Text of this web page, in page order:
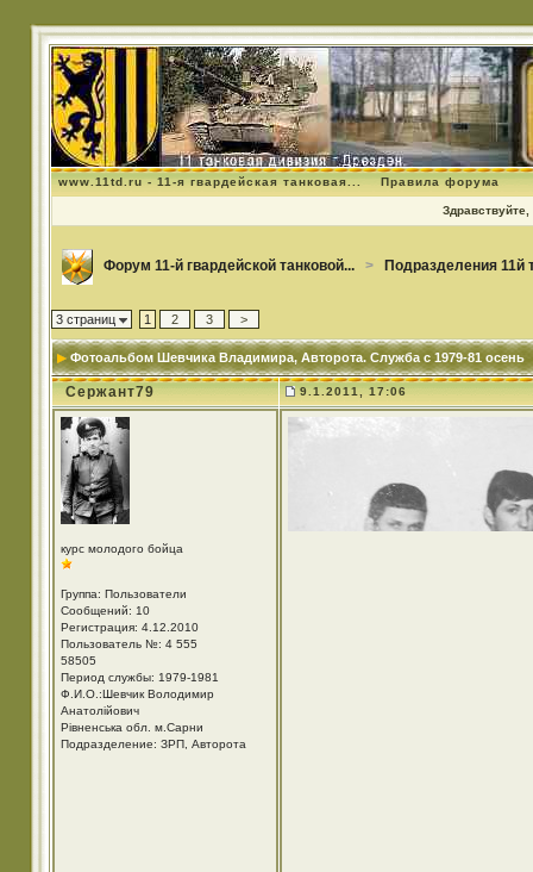
www.11td.ru - 11-я гвардейская танковая... Правила форума
Здравствуйте,
Форум 11-й гвардейской танковой... > Подразделения 11й
3 страниц 1 2 3 >
Фотоальбом Шевчика Владимира, Авторота. Служба с 1979-81 осень
Сержант79 9.1.2011, 17:06
курс молодого бойца
Группа: Пользователи
Сообщений: 10
Регистрация: 4.12.2010
Пользователь №: 4 555
58505
Период службы: 1979-1981
Ф.И.О.:Шевчик Володимир
Анатолійович
Рівненська обл. м.Сарни
Подразделение: ЗРП, Авторота